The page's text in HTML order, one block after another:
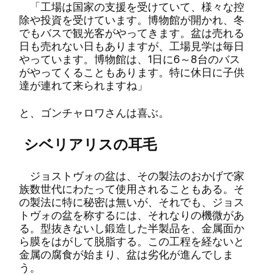
「工場は国家の支援を受けていて、様々な控
除や投資を受けています。博物館が開かれ、冬
でもバスで観光客がやってきます。盆は売れる
日も売れない日もありますが、工場見学は毎日
やっています。博物館は、1日に6～8台のバス
がやってくることもあります。特に休日に子供
達が連れて来られますね」
と、ゴンチャロワさんは喜ぶ。
シベリアリスの耳毛
ジョストヴォの盆は、その製法のおかげで家
族数世代にわたって使用されることもある。そ
の製法に特に秘密は無いが、それでも、ジョス
トヴォの盆を称するには、それなりの機微があ
る。型抜きないし鍛造した半製品を、金属面か
ら膜をはがして脱脂する。この工程を経ないと
金属の腐食が始まり、盆は劣化が進んでしま
う。